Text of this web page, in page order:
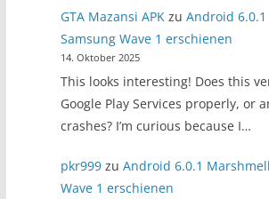
GTA Mazansi APK zuAndroid
Samsung Wave 1 erschienen
14. Oktober 2025
This looks interesting! Does this
Google Play Services properly, or
crashes? I’m curious because I…
pkr999 zuAndroid 6.0.1
Wave 1 erschienen